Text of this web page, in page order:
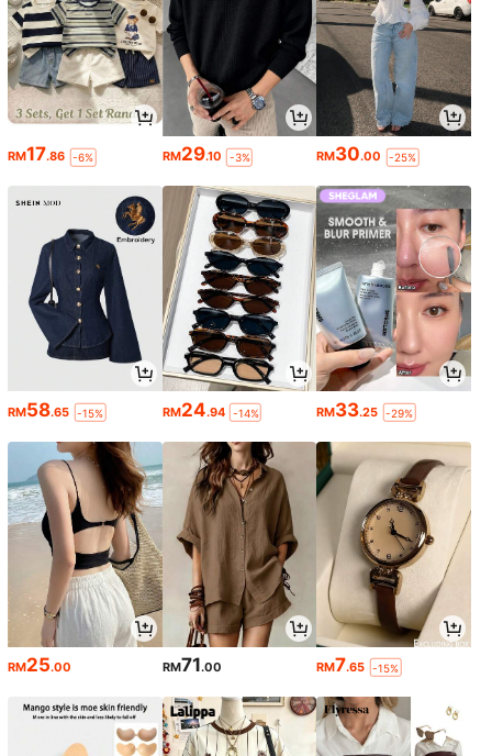
RM17.86 -6% RM29.10 -3% RM30.00 -25%
RM58.65 -15% RM24.94 -14% RM33.25 -29%
RM25.00 RM71.00 RM7.65 -15%